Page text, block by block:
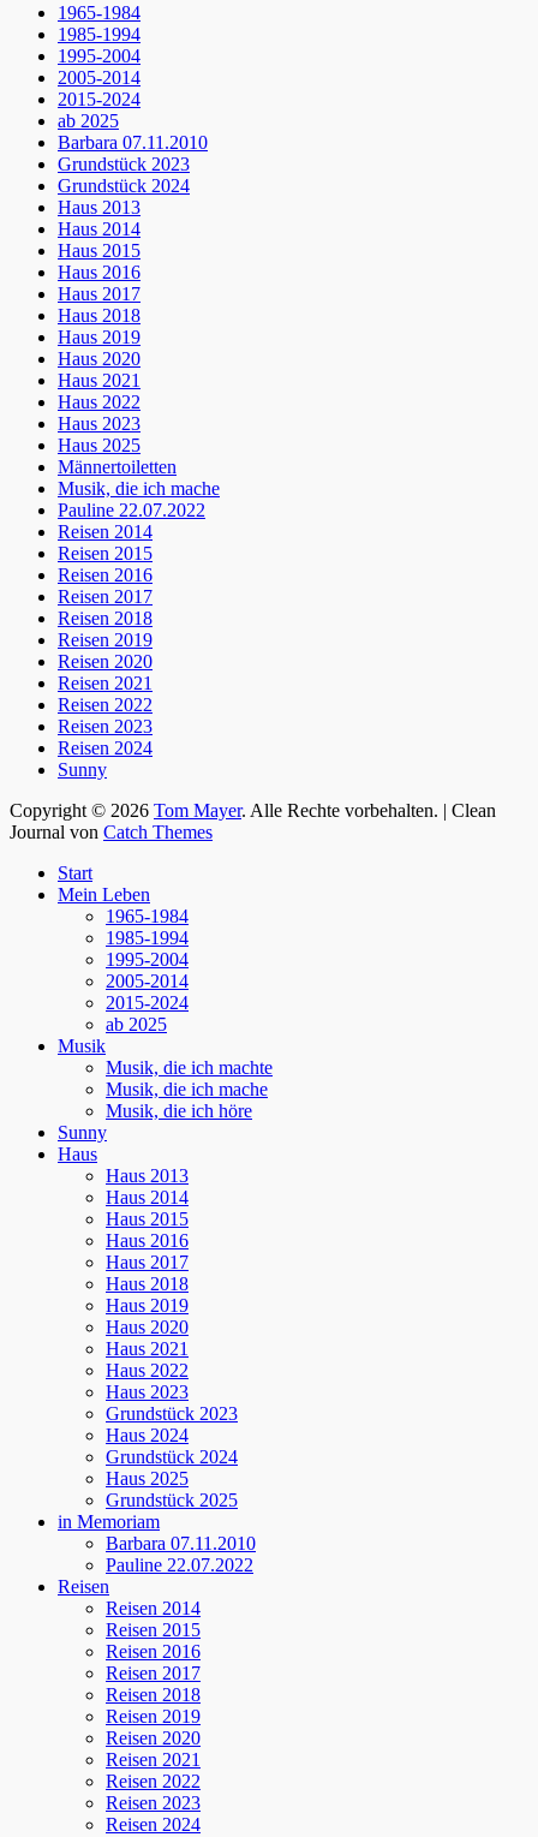
1965-1984
1985-1994
1995-2004
2005-2014
2015-2024
ab 2025
Barbara 07.11.2010
Grundstück 2023
Grundstück 2024
Haus 2013
Haus 2014
Haus 2015
Haus 2016
Haus 2017
Haus 2018
Haus 2019
Haus 2020
Haus 2021
Haus 2022
Haus 2023
Haus 2025
Männertoiletten
Musik, die ich mache
Pauline 22.07.2022
Reisen 2014
Reisen 2015
Reisen 2016
Reisen 2017
Reisen 2018
Reisen 2019
Reisen 2020
Reisen 2021
Reisen 2022
Reisen 2023
Reisen 2024
Sunny
Copyright © 2026 Tom Mayer. Alle Rechte vorbehalten. | Clean
Journal von Catch Themes
oben
scrollen
Start
Mein Leben
1965-1984
1985-1994
1995-2004
2005-2014
2015-2024
ab 2025
Musik
Musik, die ich machte
Musik, die ich mache
Musik, die ich höre
Sunny
Haus
Haus 2013
Haus 2014
Haus 2015
Haus 2016
Haus 2017
Haus 2018
Haus 2019
Haus 2020
Haus 2021
Haus 2022
Haus 2023
Grundstück 2023
Haus 2024
Grundstück 2024
Haus 2025
Grundstück 2025
in Memoriam
Barbara 07.11.2010
Pauline 22.07.2022
Reisen
Reisen 2014
Reisen 2015
Reisen 2016
Reisen 2017
Reisen 2018
Reisen 2019
Reisen 2020
Reisen 2021
Reisen 2022
Reisen 2023
Reisen 2024